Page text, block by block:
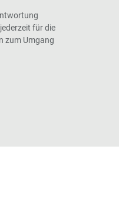
für die
zum Umgang